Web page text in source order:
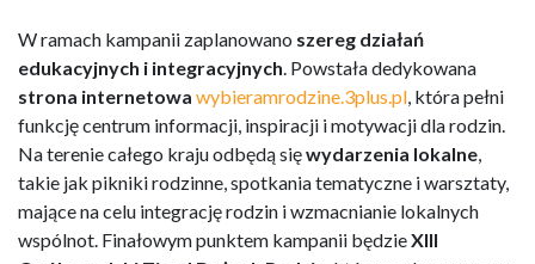
W ramach kampanii zaplanowano szereg działań
edukacyjnych i integracyjnych. Powstała dedykowana
strona internetowa wybieramrodzine.3plus.pl, która pełni
funkcję centrum informacji, inspiracji i motywacji dla rodzin.
Na terenie całego kraju odbędą sięwydarzenia lokalne,
takie jak pikniki rodzinne, spotkania tematyczne i warsztaty,
mające na celu integrację rodzin i wzmacnianie lokalnych
wspólnot. Finałowym punktem kampanii będzieXIII